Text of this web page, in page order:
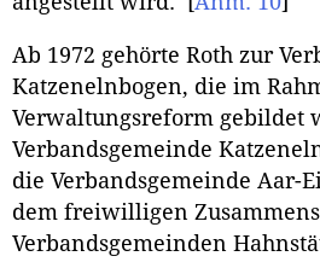
Ab 1972 gehörte Roth zur
Katzenelnbogen, die im
Verwaltungsreform gebildet
Verbandsgemeinde
die Verbandsgemeinde Aar-
dem freiwilligen
Verbandsgemeinden